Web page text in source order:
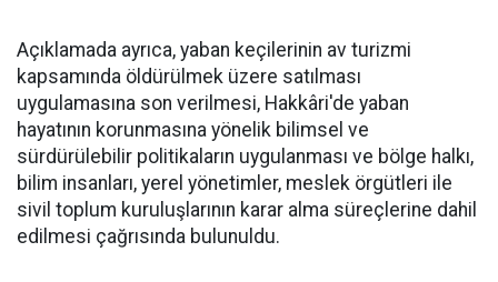
Açıklamada ayrıca, yaban keçilerinin av turizmi
kapsamında öldürülmek üzere satılması
uygulamasına son verilmesi, Hakkâri'de yaban
hayatının korunmasına yönelik bilimsel ve
sürdürülebilir politikaların uygulanması ve bölge halkı,
bilim insanları, yerel yönetimler, meslek örgütleri ile
sivil toplum kuruluşlarının karar alma süreçlerine dahil
edilmesi çağrısında bulunuldu.